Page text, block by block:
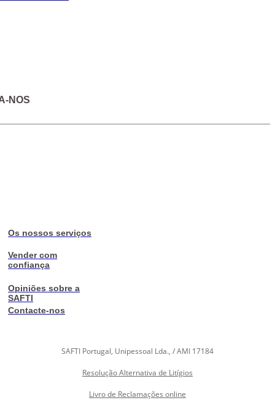
NOS
Os nossos serviços
Vender com
confiança
Opiniões sobre a
SAFTI
Contacte-nos
SAFTI Portugal, Unipessoal Lda., / AMI 17184
Resolução Alternativa de Litígios
Livro de Reclamações online